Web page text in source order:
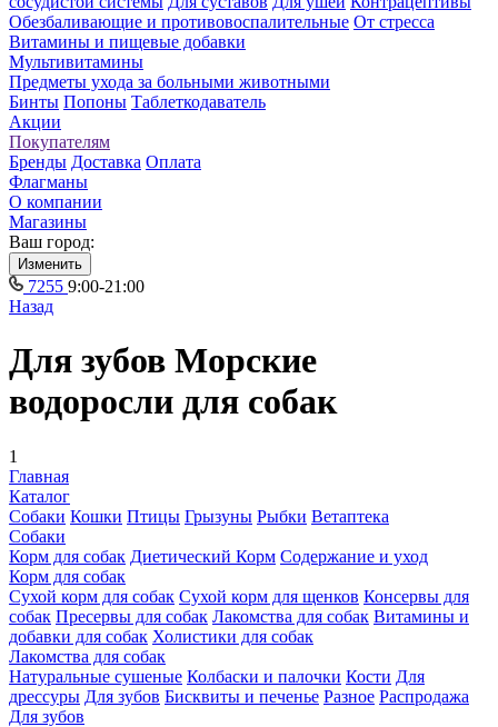
Обезбаливающие и противовоспалительные От стресса
Витамины и пищевые добавки
Мультивитамины
Предметы ухода за больными животными
Бинты Попоны Таблеткодаватель
Акции
Покупателям
Бренды Доставка Оплата
Флагманы
О компании
Магазины
Ваш город:
Изменить
7255 9:00-21:00
Назад
Для зубов Морские
водоросли для собак
1
Главная
Каталог
Собаки Кошки Птицы Грызуны Рыбки Ветаптека
Собаки
Корм для собак Диетический Корм Содержание и уход
Корм для собак
Сухой корм для собак Сухой корм для щенков Консервы для
собак Пресервы для собак Лакомства для собак Витамины и
добавки для собак Холистики для собак
Лакомства для собак
Натуральные сушеные Колбаски и палочки Кости Для
дрессуры Для зубов Бисквиты и печенье Разное Распродажа
Для зубов